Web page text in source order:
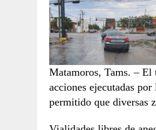
Matamoros, Tams. – El
acciones ejecutadas
permitido que diversas